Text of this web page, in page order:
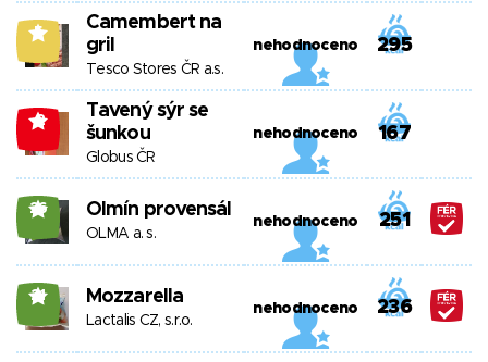
5
Camembert na
gril
Tesco Stores ČR a.s.
nehodnoceno 295
-2
Tavený sýr se
šunkou
Globus ČR
nehodnoceno 167
26 Olmín provensál
OLMA a. s.
nehodnoceno 251
21 Mozzarella
Lactalis CZ, s.r.o.
nehodnoceno 236